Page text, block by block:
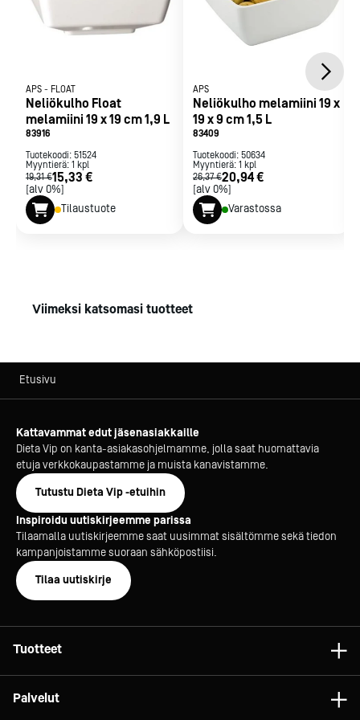
APS - FLOAT
Neliökulho Float
melamiini 19 x 19 cm 1,9 L
83916
Tuotekoodi: 51524
Myyntierä: 1 kpl
19,31 €15,33 €
[alv 0%]
Tilaustuote
APS
Neliökulho melamiini 19 x
19 x 9 cm 1,5 L
83409
Tuotekoodi: 50634
Myyntierä: 1 kpl
26,37 €20,94 €
[alv 0%]
Varastossa
Viimeksi katsomasi tuotteet
Etusivu
Kattavammat edut jäsenasiakkaille
Dieta Vip on kanta-asiakasohjelmamme, jolla saat huomattavia
etuja verkkokaupastamme ja muista kanavistamme.
Tutustu Dieta Vip -etuihin
Inspiroidu uutiskirjeemme parissa
Tilaamalla uutiskirjeemme saat uusimmat sisältömme sekä tiedon
kampanjoistamme suoraan sähköpostiisi.
Tilaa uutiskirje
Tuotteet
Palvelut